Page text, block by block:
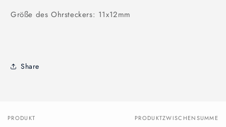
Größe des Ohrsteckers: 11x12mm
Share
Dein
PRODUKT PRODUKTZWISCHENSUMME